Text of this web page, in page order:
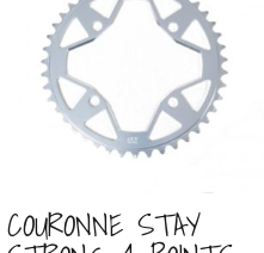
COURONNE STAY